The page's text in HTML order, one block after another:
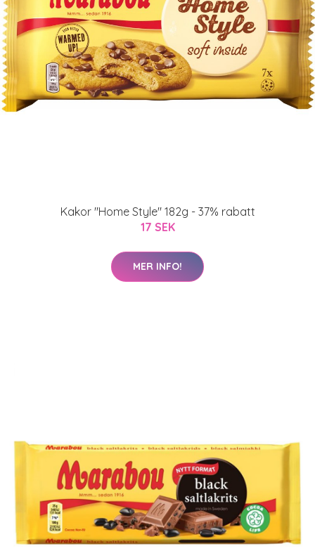
Kakor "Home Style" 182g - 37% rabatt
17 SEK
MER INFO!